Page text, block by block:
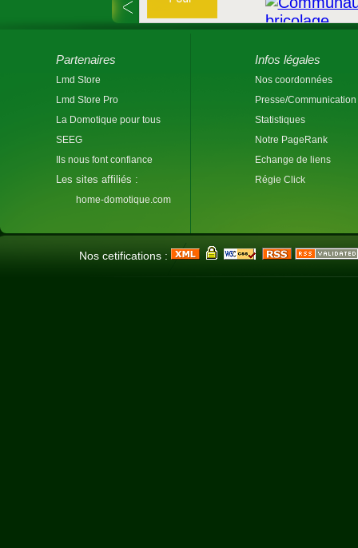
Partenaires
Lmd Store
Lmd Store Pro
La Domotique pour tous
SEEG
Ils nous font confiance
Les sites affiliés :
home-domotique.com
Infos légales
Nos coordonnées
Presse/Communication
Statistiques
Notre PageRank
Echange de liens
Régie Click
Nos cetifications :